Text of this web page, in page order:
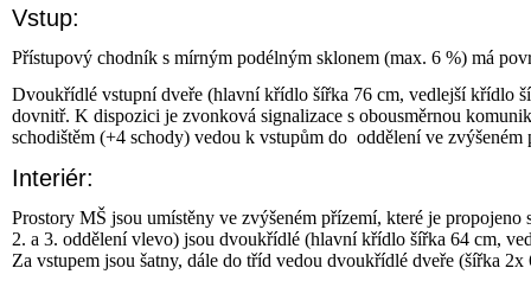
Vstup:
Přístupový chodník s mírným podélným sklonem (max. 6 %) má
Dvoukřídlé vstupní dveře (hlavní křídlo šířka 76 cm, vedlejší křídlo
dovnitř. K dispozici je zvonková signalizace s obousměrnou
schodištěm (+4 schody) vedou k vstupům do oddělení ve
Interiér:
Prostory MŠ jsou umístěny ve zvýšeném přízemí, které je
2. a 3. oddělení vlevo) jsou dvoukřídlé (hlavní křídlo šířka 64 cm,
Za vstupem jsou šatny, dále do tříd vedou dvoukřídlé dveře (šířka 2x